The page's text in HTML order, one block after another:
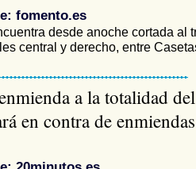
fomento.es
desde anoche cortada al
central y derecho, entre
a la totalidad del
en contra de